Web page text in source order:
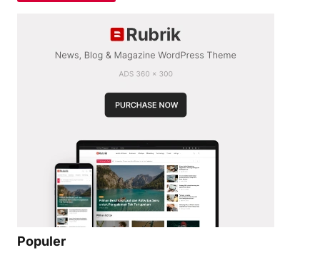
Populer